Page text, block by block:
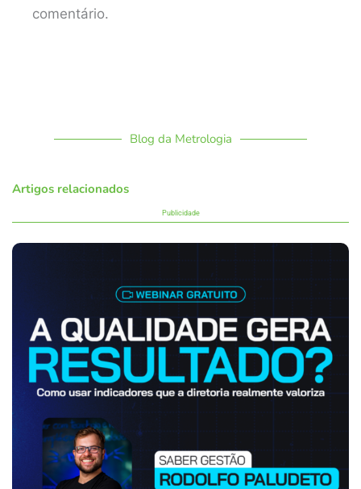
comentário.
Blog da Metrologia
Artigos relacionados
Publicidade